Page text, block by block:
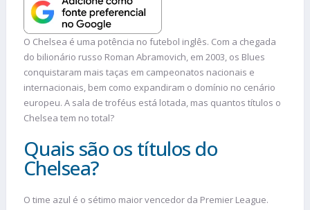
O Chelsea é uma potência no futebol inglês. Com a chegada
do bilionário russo Roman Abramovich, em 2003, os Blues
conquistaram mais taças em campeonatos nacionais e
internacionais, bem como expandiram o domínio no cenário
europeu. A sala de troféus está lotada, mas quantos títulos o
Chelsea tem no total?
Quais são os títulos do
Chelsea?
O time azul é o sétimo maior vencedor da Premier League.